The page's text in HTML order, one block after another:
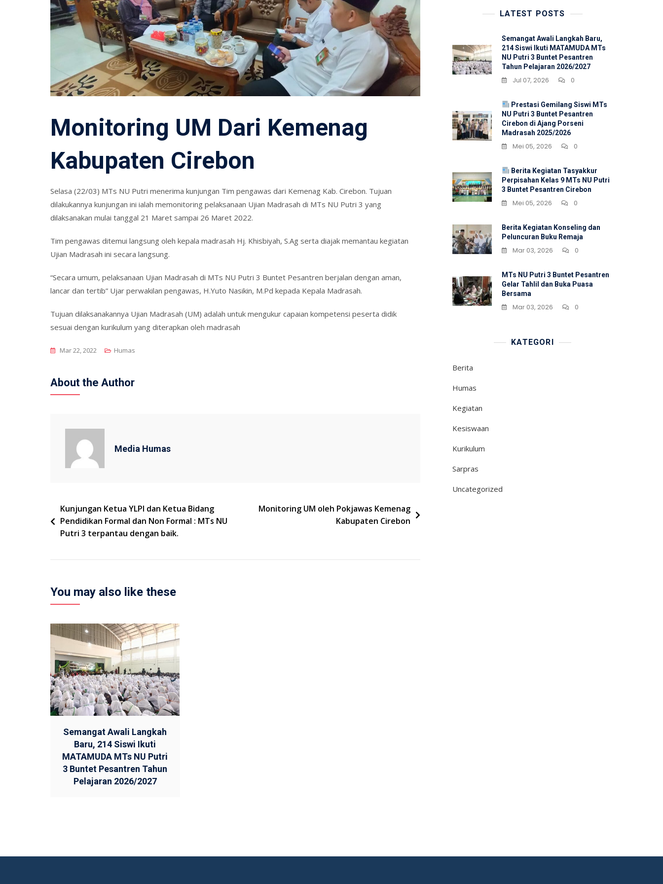
Monitoring UM Dari Kemenag
Kabupaten Cirebon
Selasa (22/03) MTs NU Putri menerima kunjungan Tim pengawas dari Kemenag Kab. Cirebon. Tujuan
dilakukannya kunjungan ini ialah memonitoring pelaksanaan Ujian Madrasah di MTs NU Putri 3 yang
dilaksanakan mulai tanggal 21 Maret sampai 26 Maret 2022.
Tim pengawas ditemui langsung oleh kepala madrasah Hj. Khisbiyah, S.Ag serta diajak memantau kegiatan
Ujian Madrasah ini secara langsung.
“Secara umum, pelaksanaan Ujian Madrasah di MTs NU Putri 3 Buntet Pesantren berjalan dengan aman,
lancar dan tertib” Ujar perwakilan pengawas, H.Yuto Nasikin, M.Pd kepada Kepala Madrasah.
Tujuan dilaksanakannya Ujian Madrasah (UM) adalah untuk mengukur capaian kompetensi peserta didik
sesuai dengan kurikulum yang diterapkan oleh madrasah
Mar 22, 2022 Humas
About the Author
Media Humas
Navigasi
pos
Kunjungan Ketua YLPI dan Ketua Bidang
Pendidikan Formal dan Non Formal : MTs NU
Putri 3 terpantau dengan baik.
Monitoring UM oleh Pokjawas Kemenag
Kabupaten Cirebon
LATEST POSTS
Semangat Awali Langkah Baru,
214 Siswi Ikuti MATAMUDA MTs
NU Putri 3 Buntet Pesantren
Tahun Pelajaran 2026/2027
Jul 07, 2026 0
Prestasi Gemilang Siswi MTs
NU Putri 3 Buntet Pesantren
Cirebon di Ajang Porseni
Madrasah 2025/2026
Mei 05, 2026 0
Berita Kegiatan Tasyakkur
Perpisahan Kelas 9 MTs NU Putri
3 Buntet Pesantren Cirebon
Mei 05, 2026 0
Berita Kegiatan Konseling dan
Peluncuran Buku Remaja
Mar 03, 2026 0
MTs NU Putri 3 Buntet Pesantren
Gelar Tahlil dan Buka Puasa
Bersama
Mar 03, 2026 0
KATEGORI
Berita
Humas
Kegiatan
Kesiswaan
Kurikulum
Sarpras
Uncategorized
You may also like these
Semangat Awali Langkah
Baru, 214 Siswi Ikuti
MATAMUDA MTs NU Putri
3 Buntet Pesantren Tahun
Pelajaran 2026/2027